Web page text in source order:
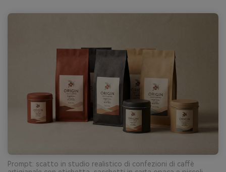
Prompt: scatto in studio realistico di confezioni di caffè